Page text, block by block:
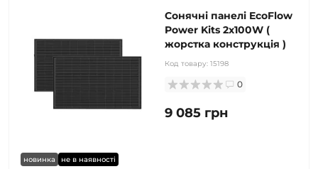
новинка не в наявності
Сонячні панелі EcoFlow
Power Kits 2x100W (
жорстка конструкція )
Код товару: 15198
0
9 085 грн